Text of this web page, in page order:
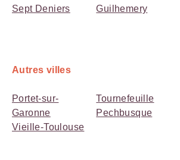
Sept Deniers
Guilhemery
Autres villes
Portet-sur-
Garonne
Vieille-Toulouse
Tournefeuille
Pechbusque